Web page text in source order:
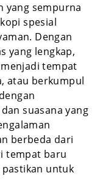
yang sempurna
spesial
Dengan
yang lengkap,
tempat
atau berkumpul
suasana yang
berbeda dari
tempat baru
untuk